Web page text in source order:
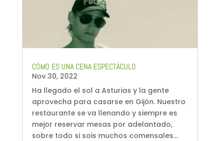
CÓMO ES UNA CENA ESPECTÁCULO
Nov 30, 2022
Ha llegado el sol a Asturias y la gente
aprovecha para casarse en Gijón. Nuestro
restaurante se va llenando y siempre es
mejor reservar mesas por adelantado,
sobre todo si sois muchos comensales...